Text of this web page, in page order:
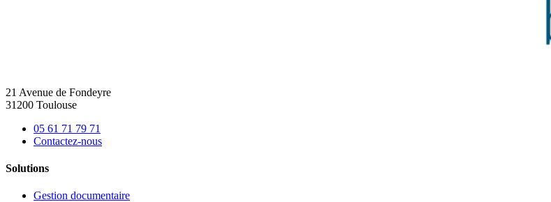
21 Avenue de Fondeyre
31200 Toulouse
05 61 71 79 71
Contactez-nous
Solutions
Gestion documentaire